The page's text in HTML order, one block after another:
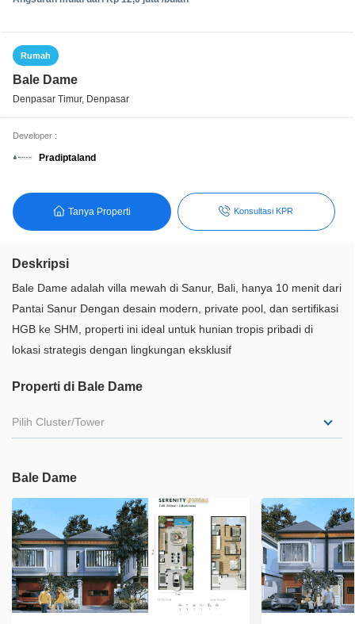
Rumah
Bale Dame
Denpasar Timur, Denpasar
Developer :
Pradiptaland
Tanya Properti Konsultasi KPR
Deskripsi
Bale Dame adalah villa mewah di Sanur, Bali, hanya 10 menit dari
Pantai Sanur Dengan desain modern, private pool, dan sertifikasi
HGB ke SHM, properti ini ideal untuk hunian tropis pribadi di
lokasi strategis dengan lingkungan eksklusif
Properti di Bale Dame
Pilih Cluster/Tower
Bale Dame